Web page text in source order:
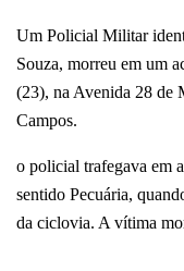
Um Policial Militar
Souza, morreu em um
(23), na Avenida 28 de
Campos.
o policial trafegava em
sentido Pecuária,
da ciclovia. A vítima